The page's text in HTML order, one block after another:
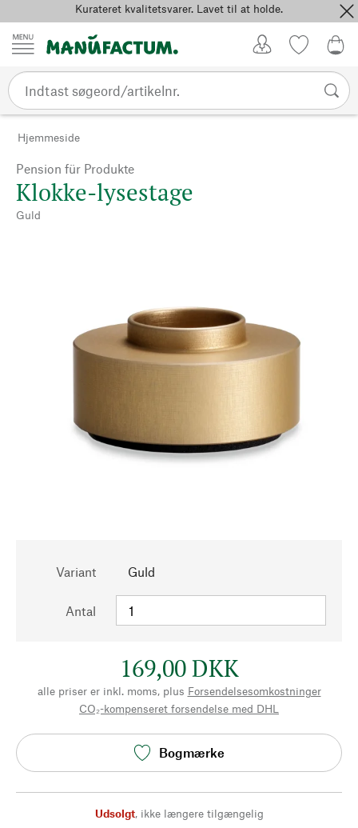
Spring til indholdKurateret kvalitetsvarer. Lavet til at holde.
Hjemmeside
Pension für Produkte
Klokke-lysestage
Guld
Variant Guld
Antal
169,00 DKK
alle priser er inkl. moms, plus Forsendelsesomkostninger
CO₂-kompenseret forsendelse med DHL
Bogmærke
Udsolgt, ikke længere tilgængelig